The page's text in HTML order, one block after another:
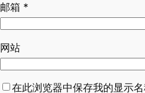
邮箱 *
网站
在此浏览器中保存我的显示